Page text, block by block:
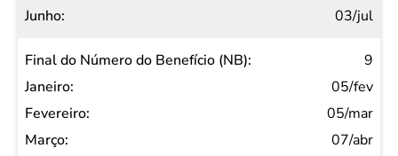
03/jul
9
05/fev
05/mar
07/abr